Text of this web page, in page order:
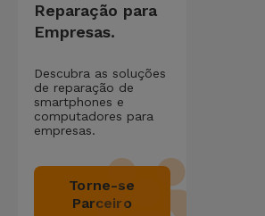
Reparação para
Empresas.
Descubra as soluções
de reparação de
smartphones e
computadores para
empresas.
Torne-se
Parceiro